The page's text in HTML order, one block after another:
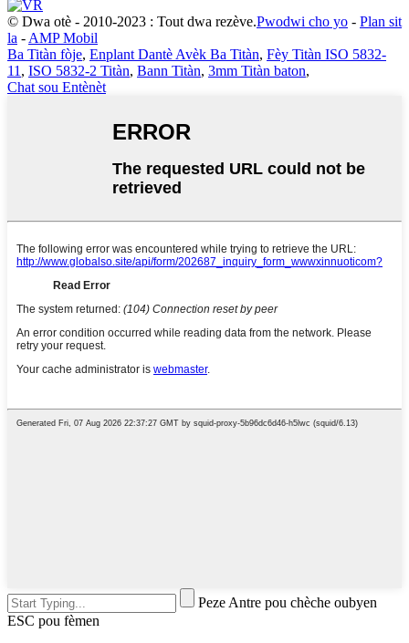
© Dwa otè - 2010-2023 : Tout dwa rezève.Pwodwi cho yo - Plan sit
la -AMP Mobil
Ba Titàn fòje, Enplant Dantè Avèk Ba Titàn, Fèy Titàn ISO 5832-
11, ISO 5832-2 Titàn, Bann Titàn, 3mm Titàn baton,
Chat sou Entènèt
Peze Antre pou chèche oubyen
ESC pou fèmen